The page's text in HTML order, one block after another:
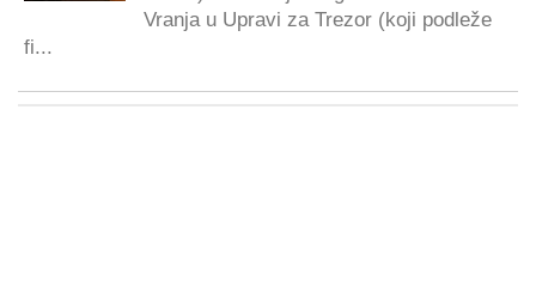
Vranja u Upravi za Trezor (koji podleže
fi...